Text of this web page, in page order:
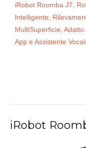
iRobot Roomba J7,
Intelligente,
MultiSuperficie,
App e Assistente
iRobot